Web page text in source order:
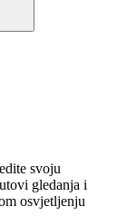
svoju
gledanja i
osvjetljenju